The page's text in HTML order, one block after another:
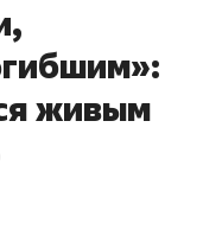
живым